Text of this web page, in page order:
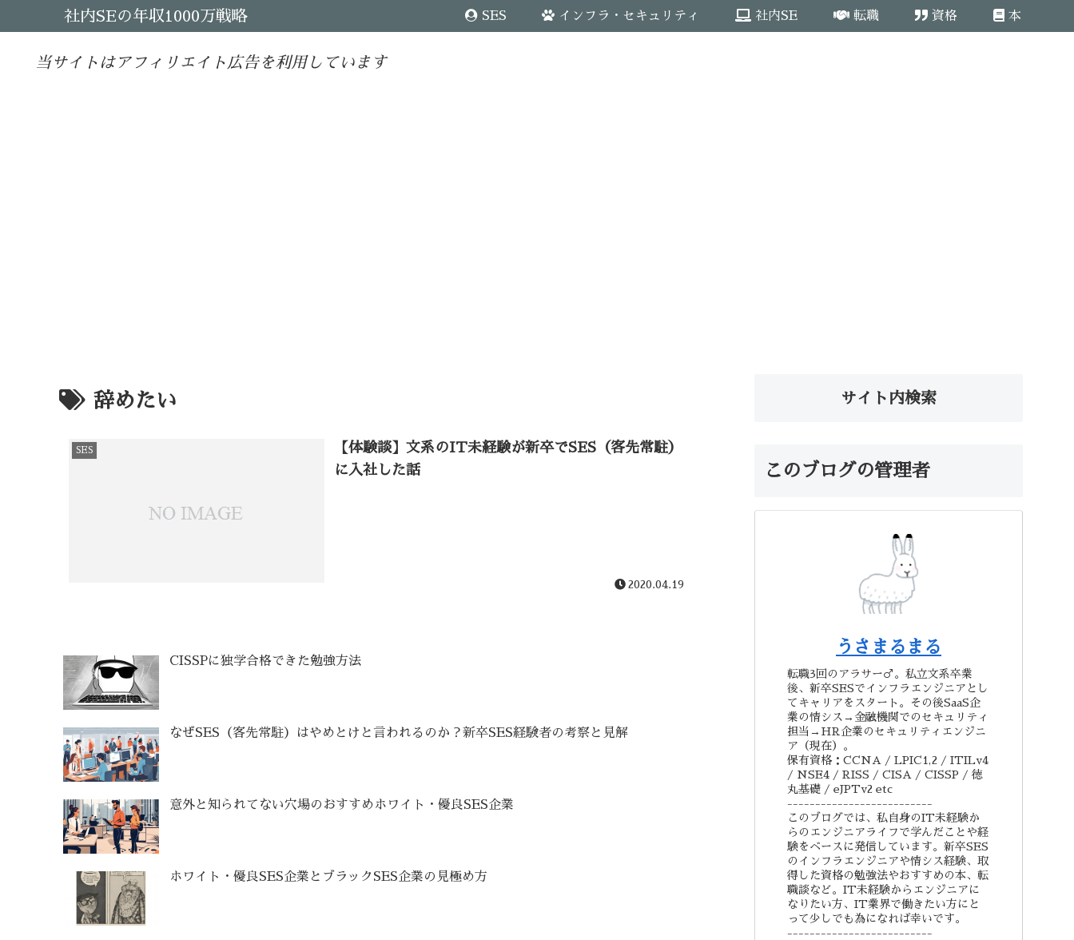
社内SEの年収1000万戦略 SES インフラ・セキュリティ 社内SE 転職 資格 本
当サイトはアフィリエイト広告を利用しています
辞めたい
SES
【体験談】文系のIT未経験が新卒でSES（客先常駐）
に入社した話
2020.04.19
CISSPに独学合格できた勉強方法
なぜSES（客先常駐）はやめとけと言われるのか？新卒SES経験者の考察と見解
意外と知られてない穴場のおすすめホワイト・優良SES企業
ホワイト・優良SES企業とブラックSES企業の見極め方
サイト内検索
このブログの管理者
うさまるまる
転職3回のアラサー♂。私立文系卒業
後、新卒SESでインフラエンジニアとし
てキャリアをスタート。その後SaaS企
業の情シス→金融機関でのセキュリティ
担当→HR企業のセキュリティエンジニ
ア（現在）。
保有資格：CCNA / LPIC1,2 / ITILv4
/ NSE4 / RISS / CISA / CISSP / 徳
丸基礎 / eJPTv2 etc
--------------------------
このブログでは、私自身のIT未経験か
らのエンジニアライフで学んだことや経
験をベースに発信しています。新卒SES
のインフラエンジニアや情シス経験、取
得した資格の勉強法やおすすめの本、転
職談など。IT未経験からエンジニアに
なりたい方、IT業界で働きたい方にと
って少しでも為になれば幸いです。
--------------------------